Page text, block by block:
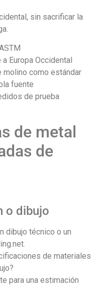
sin sacrificar la
Europa Occidental
molino como estándar
fuente
de prueba
de metal
de
o dibujo
dibujo técnico o un
de materiales
para una estimación